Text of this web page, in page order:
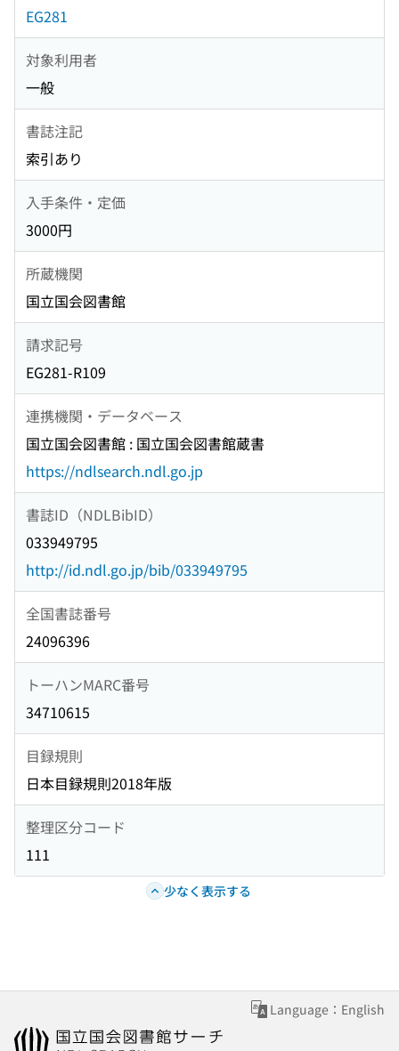
EG281
対象利用者
一般
書誌注記
索引あり
入手条件・定価
3000円
所蔵機関
国立国会図書館
請求記号
EG281-R109
連携機関・データベース
国立国会図書館 : 国立国会図書館蔵書
https://ndlsearch.ndl.go.jp
書誌ID（NDLBibID）
033949795
http://id.ndl.go.jp/bib/033949795
全国書誌番号
24096396
トーハンMARC番号
34710615
目録規則
日本目録規則2018年版
整理区分コード
111
少なく表示する
Language：English